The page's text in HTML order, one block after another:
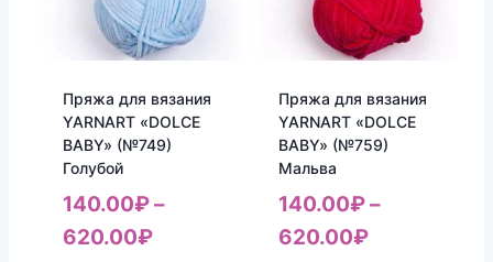
Пряжа для вязания
YARNART «DOLCE
BABY» (№749)
Голубой
140.00₽–
620.00₽
Пряжа для вязания
YARNART «DOLCE
BABY» (№759)
Мальва
140.00₽–
620.00₽